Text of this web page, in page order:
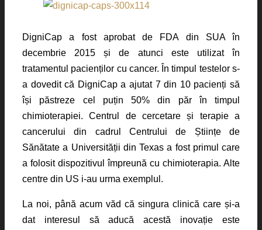
DigniCap a fost aprobat de FDA din SUA în
decembrie 2015 și de atunci este utilizat în
tratamentul pacienților cu cancer. În timpul testelor s-
a dovedit că DigniCap a ajutat 7 din 10 pacienți să
își păstreze cel puțin 50% din păr în timpul
chimioterapiei. Centrul de cercetare și terapie a
cancerului din cadrul Centrului de Științe de
Sănătate a Universității din Texas a fost primul care
a folosit dispozitivul împreună cu chimioterapia. Alte
centre din US i-au urma exemplul.
La noi, până acum văd că singura clinică care și-a
dat interesul să aducă acestă inovație este